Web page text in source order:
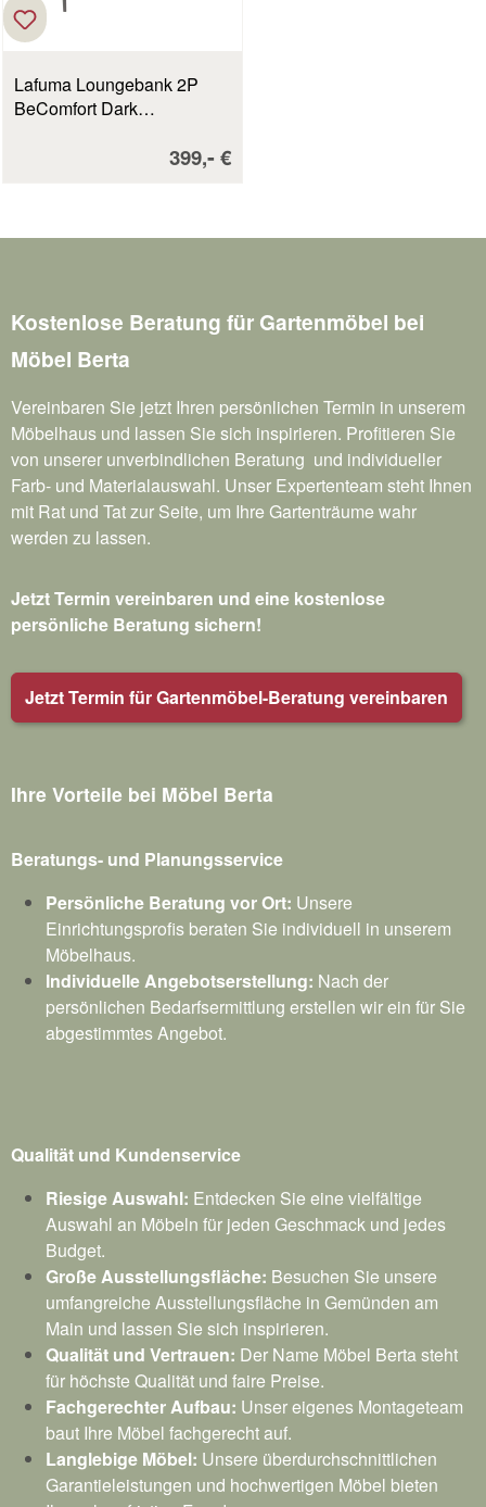
Lafuma Loungebank 2P
BeComfort Dark
Verkaufspreis:
399,- €
Kostenlose Beratung für Gartenmöbel bei
Möbel Berta
Vereinbaren Sie jetzt Ihren persönlichen Termin in unserem
Möbelhaus und lassen Sie sich inspirieren. Profitieren Sie
von unserer unverbindlichen Beratung und individueller
Farb- und Materialauswahl. Unser Expertenteam steht Ihnen
mit Rat und Tat zur Seite, um Ihre Gartenträume wahr
werden zu lassen.
Jetzt Termin vereinbaren und eine kostenlose
persönliche Beratung sichern!
Jetzt Termin für Gartenmöbel-Beratung vereinbaren
Ihre Vorteile bei Möbel Berta
Beratungs- und Planungsservice
Persönliche Beratung vor Ort: Unsere
Einrichtungsprofis beraten Sie individuell in unserem
Möbelhaus.
Individuelle Angebotserstellung: Nach der
persönlichen Bedarfsermittlung erstellen wir ein für Sie
abgestimmtes Angebot.
Qualität und Kundenservice
Riesige Auswahl: Entdecken Sie eine vielfältige
Auswahl an Möbeln für jeden Geschmack und jedes
Budget.
Große Ausstellungsfläche: Besuchen Sie unsere
umfangreiche Ausstellungsfläche in Gemünden am
Main und lassen Sie sich inspirieren.
Qualität und Vertrauen: Der Name Möbel Berta steht
für höchste Qualität und faire Preise.
Fachgerechter Aufbau: Unser eigenes Montageteam
baut Ihre Möbel fachgerecht auf.
Langlebige Möbel: Unsere überdurchschnittlichen
Garantieleistungen und hochwertigen Möbel bieten